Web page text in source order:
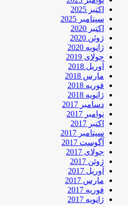
اکتبر 2025
سپتامبر 2025
اکتبر 2020
ژوئن 2020
ژانویه 2020
جولای 2019
آوریل 2018
مارس 2018
فوریه 2018
ژانویه 2018
دسامبر 2017
نوامبر 2017
اکتبر 2017
سپتامبر 2017
آگوست 2017
جولای 2017
ژوئن 2017
آوریل 2017
مارس 2017
فوریه 2017
ژانویه 2017